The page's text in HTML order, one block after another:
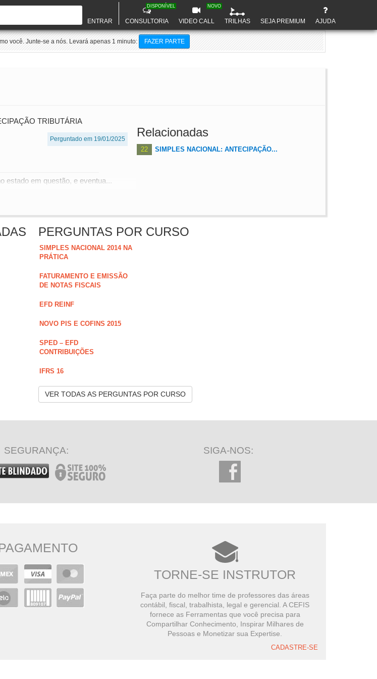
ENTRAR CONSULTORIA
DISPONÍVEL
VIDEO CALL
NOVO
TRILHAS SEJA PREMIUM AJUDA
você. Junte-se a nós. Levará apenas 1 minuto: FAZER PARTE
TRIBUTÁRIA
Perguntado em 19/01/2025
estado em questão, e eventua...
Relacionadas
22 SIMPLES NACIONAL: ANTECIPAÇÃO...
PERGUNTAS POR CURSO
SIMPLES NACIONAL 2014 NA
PRÁTICA
FATURAMENTO E EMISSÃO
DE NOTAS FISCAIS
EFD REINF
NOVO PIS E COFINS 2015
SPED – EFD
CONTRIBUIÇÕES
IFRS 16
VER TODAS AS PERGUNTAS POR CURSO
SEGURANÇA: SIGA-NOS:
TORNE-SE INSTRUTOR
Faça parte do melhor time de professores das áreas
contábil, fiscal, trabalhista, legal e gerencial. A CEFIS
fornece as Ferramentas que você precisa para
Compartilhar Conhecimento, Inspirar Milhares de
Pessoas e Monetizar sua Expertise.
CADASTRE-SE